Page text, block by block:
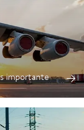
importante